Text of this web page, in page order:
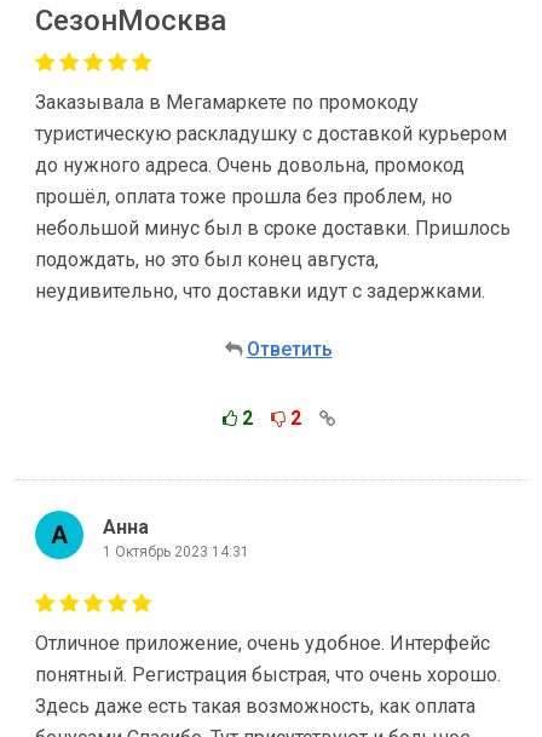
СезонМосква
Заказывала в Мегамаркете по промокоду
туристическую раскладушку с доставкой курьером
до нужного адреса. Очень довольна, промокод
прошёл, оплата тоже прошла без проблем, но
небольшой минус был в сроке доставки. Пришлось
подождать, но это был конец августа,
неудивительно, что доставки идут с задержками.
Ответить
2 2
Анна
1 Октябрь 2023 14:31
Отличное приложение, очень удобное. Интерфейс
понятный. Регистрация быстрая, что очень хорошо.
Здесь даже есть такая возможность, как оплата